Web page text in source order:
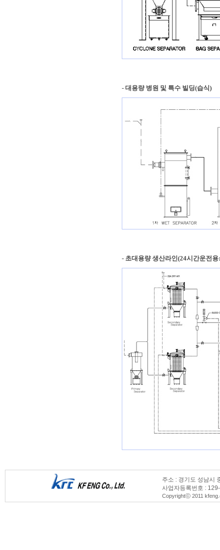
- 대용량 병원 및 특수 빌딩(습식)
- 초대용량 생산라인(24시간운전
주소 : 경기도 성남시
사업자등록번호 :
Copyrightⓒ 2011